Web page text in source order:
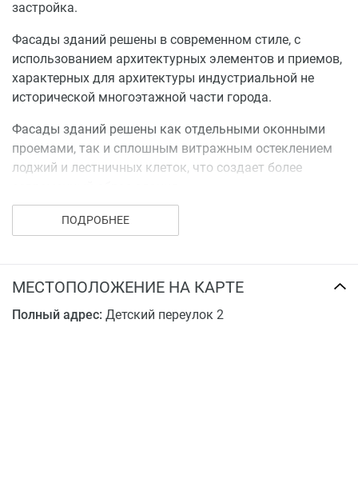
Кроме устройства проездов и тротуаров для жителей
физкультурная площадка, площадки для сушки и
Проектом предусматривается посадка кустов и
деревьев.
застройка.
Фасады зданий решены в современном стиле, с
использованием архитектурных элементов и приемов,
характерных для архитектуры индустриальной не
исторической многоэтажной части города.
Фасады зданий решены как отдельными оконными
проемами, так и сплошным витражным остеклением
лоджий и лестничных клеток, что создает более
ПОДРОБНЕЕ
МЕСТОПОЛОЖЕНИЕ НА КАРТЕ
Полный адрес: Детский переулок 2